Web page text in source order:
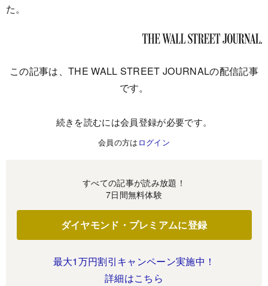
た。
この記事は、THE WALL STREET JOURNALの配信記事
です。
続きを読むには会員登録が必要です。
会員の方は ログイン
すべての記事が読み放題！
7日間無料体験
ダイヤモンド・プレミアムに登録
最大1万円割引キャンペーン実施中！
詳細はこちら